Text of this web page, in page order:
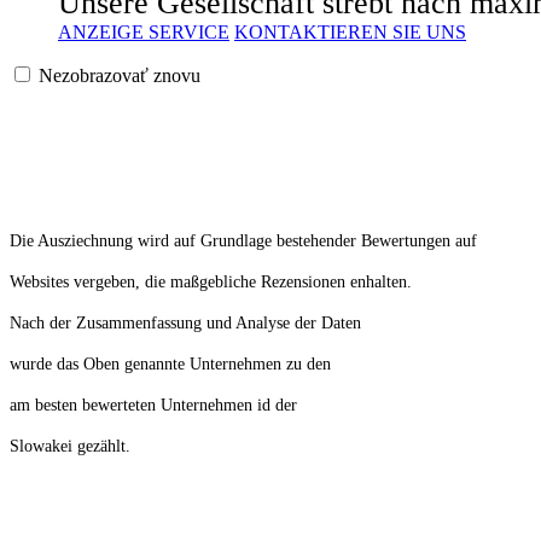
ANZEIGE SERVICE KONTAKTIEREN SIE UNS
Nezobrazovať znovu
Die Ausziechnung wird auf Grundlage bestehender Bewertungen auf
Websites vergeben, die maßgebliche Rezensionen enhalten.
Nach der Zusammenfassung und Analyse der Daten
wurde das Oben genannte Unternehmen zu den
am besten bewerteten Unternehmen id der
Slowakei gezählt.